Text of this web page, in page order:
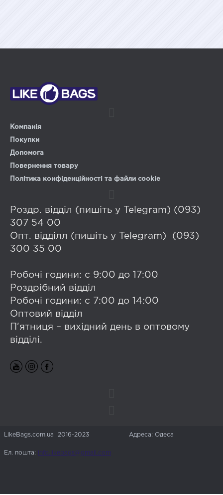
Компанія
Покупки
Допомога
Повернення товару
Політика конфіденційності та файли cookie
Роздр. відділ (пишіть у Telegram) (093)
307 54 00
Опт. відділл (пишіть у Telegram) (093)
300 35 00
Робочі години: с 9:00 до 17:00
Роздрібний відділ
Робочі години: с 7:00 до 14:00
Оптовий відділ
П'ятниця – вихідний день в оптовому
відділі.
LikeBags.com.ua 2016-2023 Адреса: Одеса
Ел. пошта: info.likebags@gmail.com